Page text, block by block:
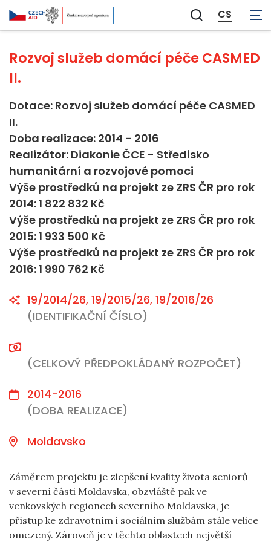
Zobrazit
vyhledávání
CS
Neaplikovatelné
Rozvoj služeb domácí péče CASMED
II.
Dotace: Rozvoj služeb domácí péče CASMED
II.
Doba realizace: 2014 - 2016
Realizátor: Diakonie ČCE - Středisko
humanitární a rozvojové pomoci
Výše prostředků na projekt ze ZRS ČR pro rok
2014: 1 822 832 Kč
Výše prostředků na projekt ze ZRS ČR pro rok
2015: 1 933 500 Kč
Výše prostředků na projekt ze ZRS ČR pro rok
2016: 1 990 762 Kč
19/2014/26, 19/2015/26, 19/2016/26
(IDENTIFIKAČNÍ ČÍSLO)
(CELKOVÝ PŘEDPOKLÁDANÝ ROZPOČET)
2014-2016
(DOBA REALIZACE)
Moldavsko
Záměrem projektu je zlepšení kvality života seniorů
v severní části Moldavska, obzvláště pak ve
venkovských regionech severního Moldavska, je
přístup ke zdravotním i sociálním službám stále velice
omezený. Zároveň je v těchto oblastech největší